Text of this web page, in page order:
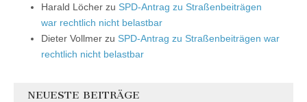
Harald Löcher zu SPD-Antrag zu Straßenbeiträgen
war rechtlich nicht belastbar
Dieter Vollmer zu SPD-Antrag zu Straßenbeiträgen war
rechtlich nicht belastbar
NEUESTE BEITRÄGE